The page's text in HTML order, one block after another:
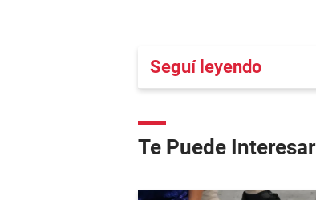
Seguí leyendo
Te Puede Interesar